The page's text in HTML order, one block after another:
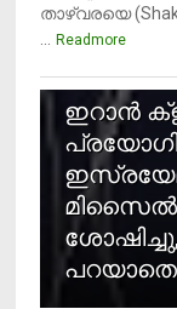
താഴ്‌വരയെ
... Readmore
ഇറാന്‍
മിസൈല്‍
പറയാതെ